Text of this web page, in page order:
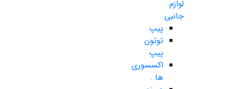
لوازم
جانبی
پیپ
توتون
پیپ
اکسسوری
ها..